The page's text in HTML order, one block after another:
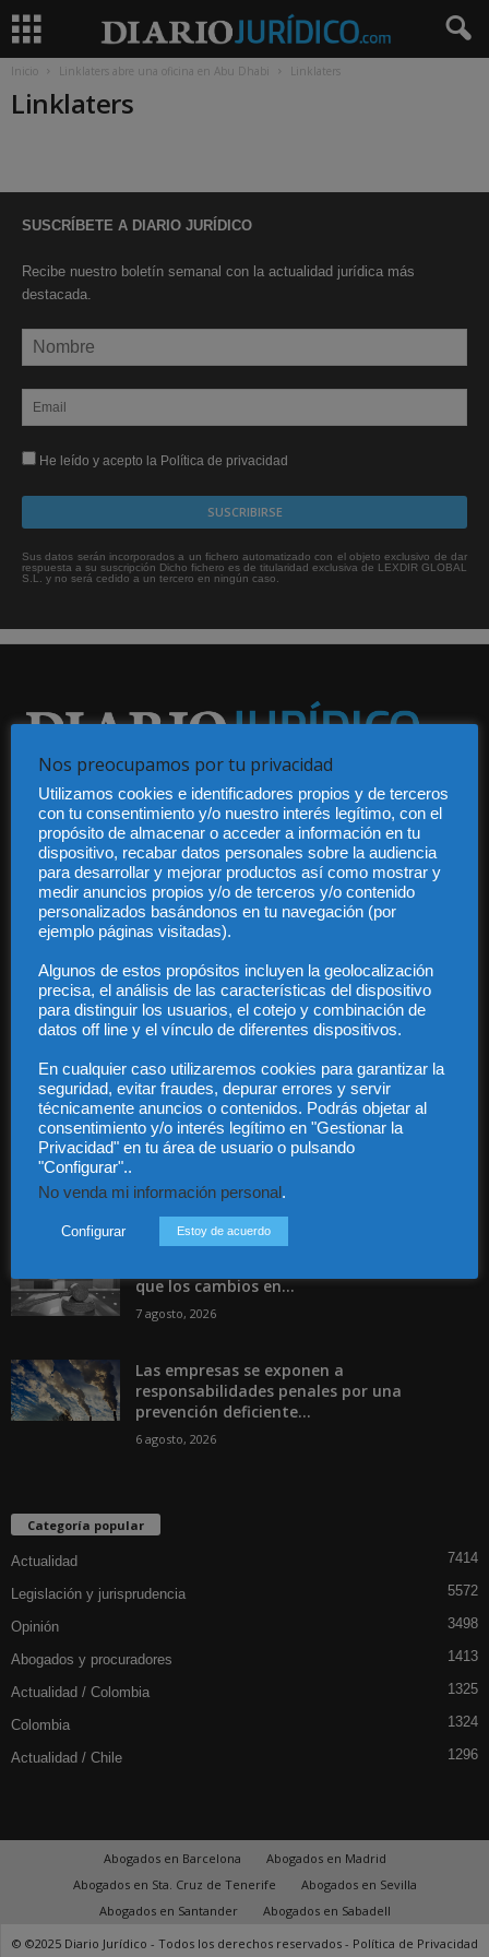
Inicio Linklaters abre una oficina en Abu Dhabi Linklaters
Linklaters
SUSCRÍBETE A DIARIO JURÍDICO
Recibe nuestro boletín semanal con la actualidad jurídica más
destacada.
He leído y acepto la Política de privacidad
Sus datos serán incorporados a un fichero automatizado con el objeto exclusivo de dar
respuesta a su suscripción Dicho fichero es de titularidad exclusiva de LEXDIR GLOBAL
S.L. y no será cedido a un tercero en ningún caso.
Audiencia y Publicidad
Quiénes somos
Legal
Privacidad
Contacto
Guía Colaboradores
Contáctanos:info@diariojuridico.com
Incluso más noticias
Especialización total: por qué TBF Abogados
que los cambios en...
7 agosto, 2026
Las empresas se exponen a
responsabilidades penales por una
prevención deficiente...
6 agosto, 2026
Categoría popular
Actualidad 7414
Legislación y jurisprudencia 5572
Opinión 3498
Abogados y procuradores 1413
Actualidad / Colombia 1325
Colombia 1324
Actualidad / Chile 1296
Abogados en Barcelona
Abogados en Madrid
Abogados en Sta. Cruz de Tenerife
Abogados en Sevilla
Abogados en Santander
Abogados en Sabadell
© ©2025 Diario Jurídico - Todos los derechos reservados - Política de Privacidad
Nos preocupamos por tu privacidad
Utilizamos cookies e identificadores propios y de terceros
con tu consentimiento y/o nuestro interés legítimo, con el
propósito de almacenar o acceder a información en tu
dispositivo, recabar datos personales sobre la audiencia
para desarrollar y mejorar productos así como mostrar y
medir anuncios propios y/o de terceros y/o contenido
personalizados basándonos en tu navegación (por
ejemplo páginas visitadas).
Algunos de estos propósitos incluyen la geolocalización
precisa, el análisis de las características del dispositivo
para distinguir los usuarios, el cotejo y combinación de
datos off line y el vínculo de diferentes dispositivos.
En cualquier caso utilizaremos cookies para garantizar la
seguridad, evitar fraudes, depurar errores y servir
técnicamente anuncios o contenidos. Podrás objetar al
consentimiento y/o interés legítimo en "Gestionar la
Privacidad" en tu área de usuario o pulsando
"Configurar"..
No venda mi información personal.
Configurar Estoy de acuerdo